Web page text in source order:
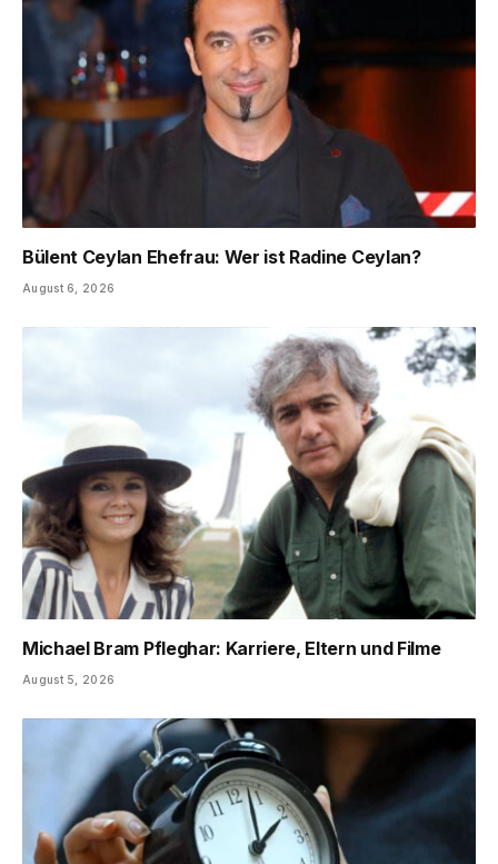
Bülent Ceylan Ehefrau: Wer ist Radine Ceylan?
August 6, 2026
Michael Bram Pfleghar: Karriere, Eltern und Filme
August 5, 2026